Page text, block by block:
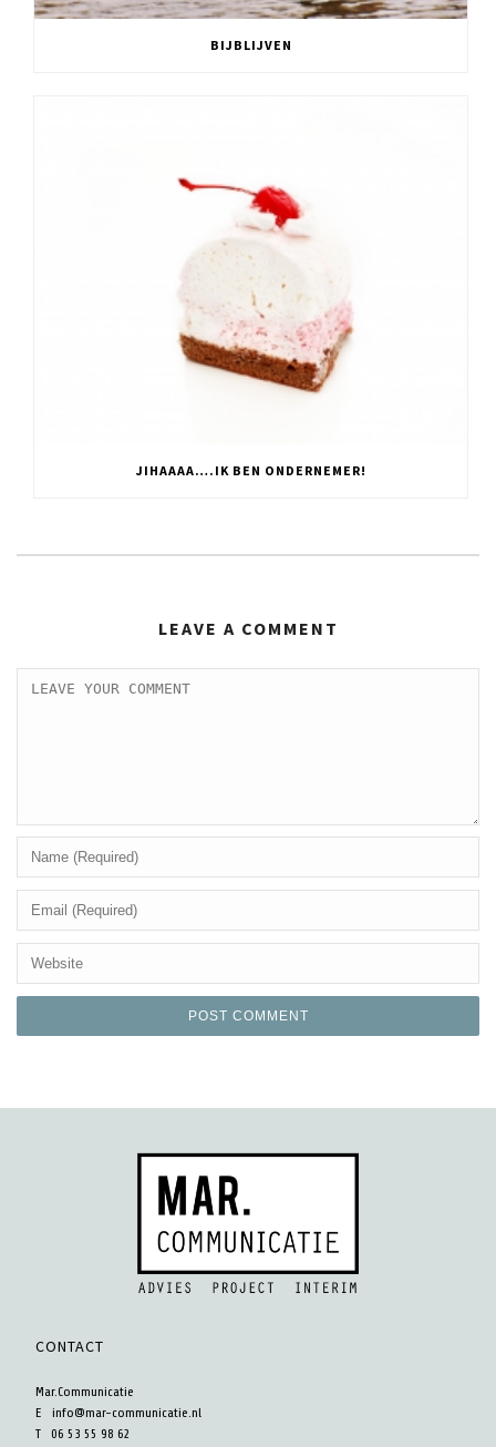
BIJBLIJVEN
JIHAAAA….IK BEN ONDERNEMER!
LEAVE A COMMENT
CONTACT
Mar.Communicatie
Einfo@mar-communicatie.nl
T 06 53 55 98 62